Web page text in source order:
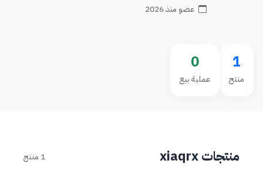
عضو منذ 2026
1
منتج
0
عملية بيع
منتجات xiaqrx 1 منتج